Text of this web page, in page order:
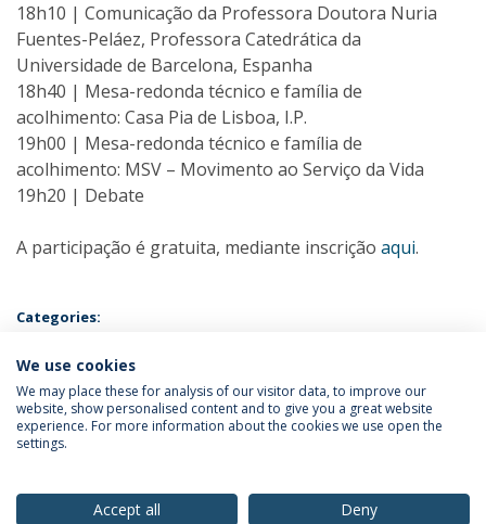
18h10 | Comunicação da Professora Doutora Nuria
Fuentes-Peláez, Professora Catedrática da
Universidade de Barcelona, Espanha
18h40 | Mesa-redonda técnico e família de
acolhimento: Casa Pia de Lisboa, I.P.
19h00 | Mesa-redonda técnico e família de
acolhimento: MSV – Movimento ao Serviço da Vida
19h20 | Debate
A participação é gratuita, mediante inscrição aqui.
Categories:
Jovens
Post-graduate and Advanced Training School
graduate Programs
Privacy Policy
We use cookies
We may place these for analysis of our visitor data, to improve our
website, show personalised content and to give you a great website
experience. For more information about the cookies we use open the
settings.
Accept all Deny